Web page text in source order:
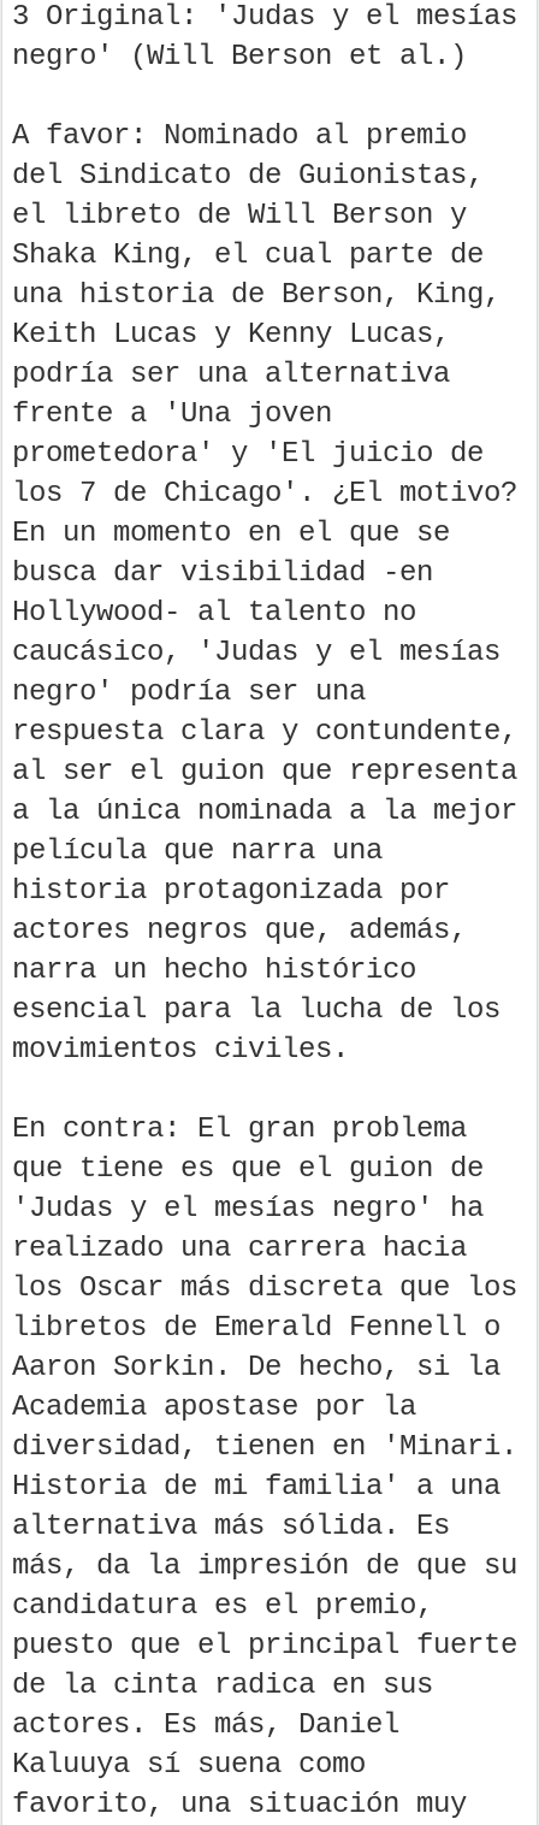
3 Original: 'Judas y el mesías
negro' (Will Berson et al.)
A favor: Nominado al premio
del Sindicato de Guionistas,
el libreto de Will Berson y
Shaka King, el cual parte de
una historia de Berson, King,
Keith Lucas y Kenny Lucas,
podría ser una alternativa
frente a 'Una joven
prometedora' y 'El juicio de
los 7 de Chicago'. ¿El motivo?
En un momento en el que se
busca dar visibilidad -en
Hollywood- al talento no
caucásico, 'Judas y el mesías
negro' podría ser una
respuesta clara y contundente,
al ser el guion que representa
a la única nominada a la mejor
película que narra una
historia protagonizada por
actores negros que, además,
narra un hecho histórico
esencial para la lucha de los
movimientos civiles.
En contra: El gran problema
que tiene es que el guion de
'Judas y el mesías negro' ha
realizado una carrera hacia
los Oscar más discreta que los
libretos de Emerald Fennell o
Aaron Sorkin. De hecho, si la
Academia apostase por la
diversidad, tienen en 'Minari.
Historia de mi familia' a una
alternativa más sólida. Es
más, da la impresión de que su
candidatura es el premio,
puesto que el principal fuerte
de la cinta radica en sus
actores. Es más, Daniel
Kaluuya sí suena como
favorito, una situación muy